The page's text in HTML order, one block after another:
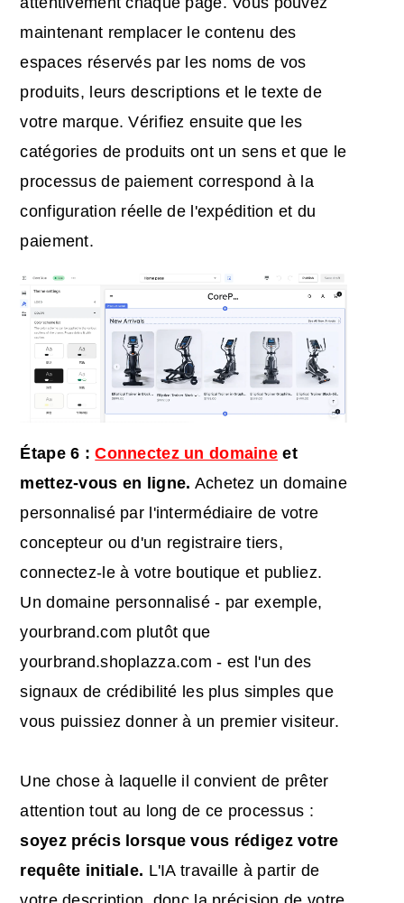
maintenant remplacer le contenu des
espaces réservés par les noms de vos
produits, leurs descriptions et le texte de
votre marque. Vérifiez ensuite que les
catégories de produits ont un sens et que le
processus de paiement correspond à la
configuration réelle de l'expédition et du
paiement.
Étape 6 :Connectez un domaine et
mettez-vous en ligne. Achetez un domaine
personnalisé par l'intermédiaire de votre
concepteur ou d'un registraire tiers,
connectez-le à votre boutique et publiez.
Un domaine personnalisé - par exemple,
yourbrand.com plutôt que
yourbrand.shoplazza.com - est l'un des
signaux de crédibilité les plus simples que
vous puissiez donner à un premier visiteur.
Une chose à laquelle il convient de prêter
attention tout au long de ce processus :
soyez précis lorsque vous rédigez votre
requête initiale. L'IA travaille à partir de